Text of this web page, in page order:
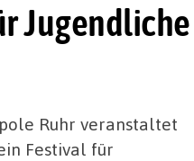
Jugendliche
Ruhr veranstaltet
Festival für